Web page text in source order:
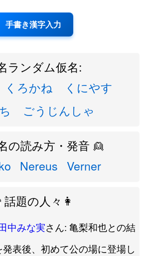
手書き漢字入力
ランダム仮名:
くろかね
くにやす
ごうじんしゃ
の読み方・発音 👱
Nereus Verner
話題の人々👩
中みな実さん: 亀梨和也との結
表後、初めて公の場に登場し